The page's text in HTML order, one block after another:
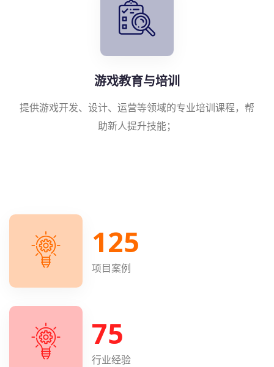
游戏教育与培训
提供游戏开发、设计、运营等领域的专业培训课程，帮
助新人提升技能；
125
项目案例
75
行业经验